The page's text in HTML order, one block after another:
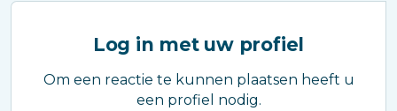
Log in met uw profiel
Om een reactie te kunnen plaatsen heeft u
een profiel nodig.